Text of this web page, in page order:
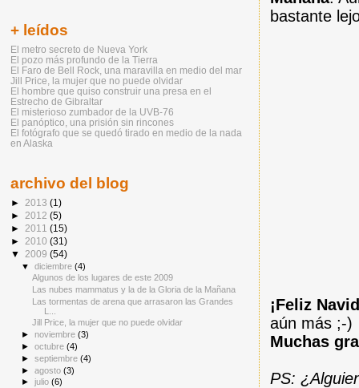
bastante
¡Feliz
aún más ;-)
Muchas
PS:
+ leídos
El metro secreto de Nueva York
El pozo más profundo de la Tierra
El Faro de Bell Rock, una maravilla en medio del mar
Jill Price, la mujer que no puede olvidar
El hombre que quiso construir una presa en el
Estrecho de Gibraltar
El misterioso zumbador de la UVB-76
El panóptico, una prisión sin rincones
El fotógrafo que se quedó tirado en medio de la nada
en Alaska
archivo del blog
► 2013 (1)
► 2012 (5)
► 2011 (15)
► 2010 (31)
▼ 2009 (54)
▼diciembre(4)
Algunos de los lugares de este 2009
Las nubes mammatus y la de la Gloria de la Mañana
Las tormentas de arena que arrasaron las Grandes
L...
Jill Price, la mujer que no puede olvidar
► noviembre(3)
►octubre(4)
►septiembre(4)
►agosto(3)
►julio(6)